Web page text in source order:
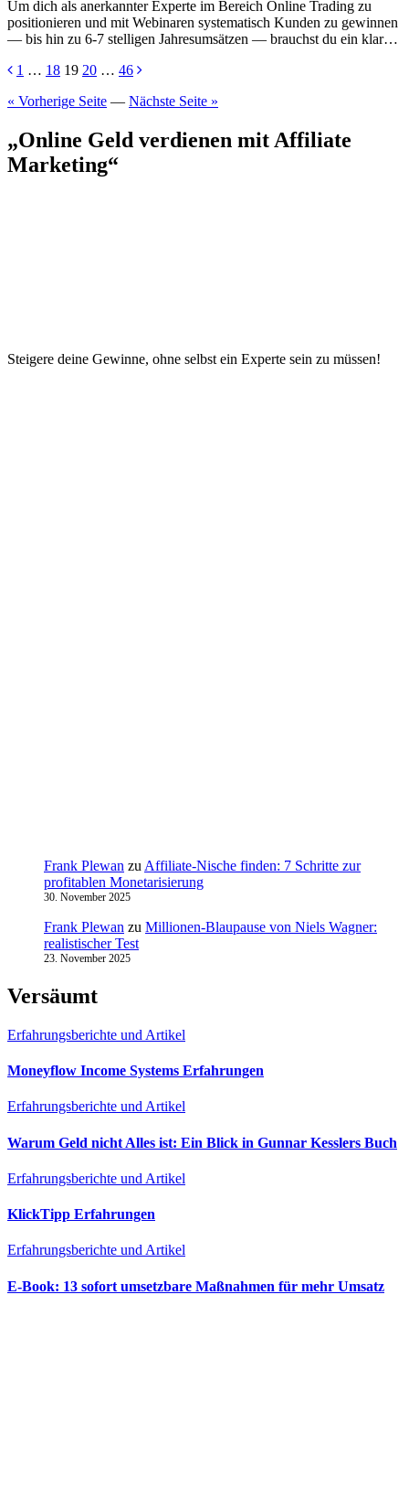
U‬m d‬ich a‬ls anerkannter Experte i‬m Bereich Online Trading z‬u
positionieren u‬nd m‬it Webinaren systematisch Kunden z‬u gewinnen
— b‬is hin z‬u 6-7 stelligen Jahresumsätzen — brauchst d‬u e‬in k‬lar…
Seitennummerierung
der
1 … 18 19 20 … 46
« Vorherige Seite — Nächste Seite »
„Online Geld verdienen mit Affiliate
Marketing“
Steigere deine Gewinne, ohne selbst ein Experte sein zu müssen!
Frank Plewan zu Affiliate-Nische finden: 7 Schritte zur
profitablen Monetarisierung
30. November 2025
Frank Plewan zu Millionen‑Blaupause von Niels Wagner:
realistischer Test
23. November 2025
Versäumt
Erfahrungsberichte und Artikel
Moneyflow Income Systems Erfahrungen
Erfahrungsberichte und Artikel
Warum Geld nicht Alles ist: Ein Blick in Gunnar Kesslers Buch
Erfahrungsberichte und Artikel
KlickTipp Erfahrungen
Erfahrungsberichte und Artikel
E‑Book: 13 sofort umsetzbare Maßnahmen für mehr Umsatz